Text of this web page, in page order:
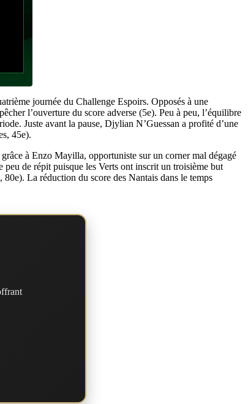
journée du Challenge Espoirs. Opposés à une
l’ouverture du score adverse (5e). Peu à peu, l’équilibre
Juste avant la pause, Djylian N’Guessan a profité d’une
45e).
à Enzo Mayilla, opportuniste sur un corner mal dégagé
de répit puisque les Verts ont inscrit un troisième but
La réduction du score des Nantais dans le temps